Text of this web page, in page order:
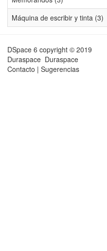
Máquina de escribir y tinta (3)
DSpace 6 copyright © 2019
Duraspace Duraspace
Contacto | Sugerencias